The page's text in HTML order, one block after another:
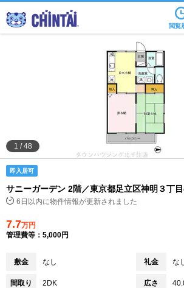
住所から
家賃相場から
通勤通学時間
不動産会社から
閲覧
1 /48
即入居可
サニーガーデン 2階／東京都足立区神明３丁
6日以内に物件情報が更新されました
7.7万円
管理費等：5,000円
敷金 なし 礼金 な
間取り 2DK 広さ